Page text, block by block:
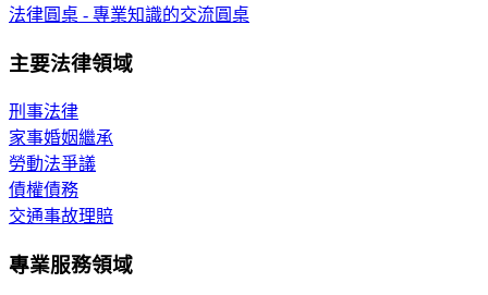
法律圓桌 - 專業知識的交流圓桌
主要法律領域
刑事法律
家事婚姻繼承
勞動法爭議
債權債務
交通事故理賠
專業服務領域